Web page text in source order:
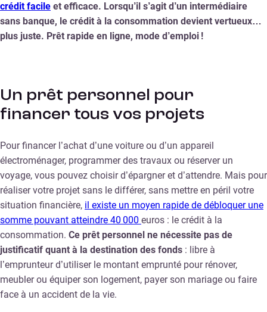
crédit facile et efficace. Lorsqu’il s’agit d’un intermédiaire
sans banque, le crédit à la consommation devient vertueux…
plus juste. Prêt rapide en ligne, mode d’emploi !
Un prêt personnel pour
financer tous vos projets
Pour financer l’achat d’une voiture ou d’un appareil
électroménager, programmer des travaux ou réserver un
voyage, vous pouvez choisir d’épargner et d’attendre. Mais pour
réaliser votre projet sans le différer, sans mettre en péril votre
situation financière, il existe un moyen rapide de débloquer une
somme pouvant atteindre 40 000 euros : le crédit à la
consommation. Ce prêt personnel ne nécessite pas de
justificatif quant à la destination des fonds : libre à
l’emprunteur d’utiliser le montant emprunté pour rénover,
meubler ou équiper son logement, payer son mariage ou faire
face à un accident de la vie.